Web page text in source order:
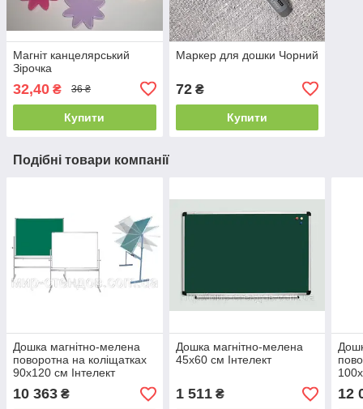
Магніт канцелярський
Зірочка
32,40 ₴ 36 ₴
Купити
Маркер для дошки Чорний
72₴
Купити
Подібні товари компанії
Дошка магнітно-мелена
поворотна на коліщатках
90х120 см Інтелект
10 363 ₴
Дошка магнітно-мелена
45х60 см Інтелект
1 511₴ 12